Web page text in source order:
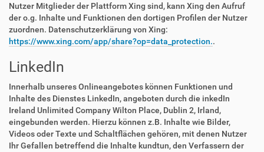
Nutzer Mitglieder der Plattform Xing sind, kann Xing den Aufruf
der o.g. Inhalte und Funktionen den dortigen Profilen der Nutzer
zuordnen. Datenschutzerklärung von Xing:
https://www.xing.com/app/share?op=data_protection..
LinkedIn
Innerhalb unseres Onlineangebotes können Funktionen und
Inhalte des Dienstes LinkedIn, angeboten durch die inkedIn
Ireland Unlimited Company Wilton Place, Dublin 2, Irland,
eingebunden werden. Hierzu können z.B. Inhalte wie Bilder,
Videos oder Texte und Schaltflächen gehören, mit denen Nutzer
Ihr Gefallen betreffend die Inhalte kundtun, den Verfassern der